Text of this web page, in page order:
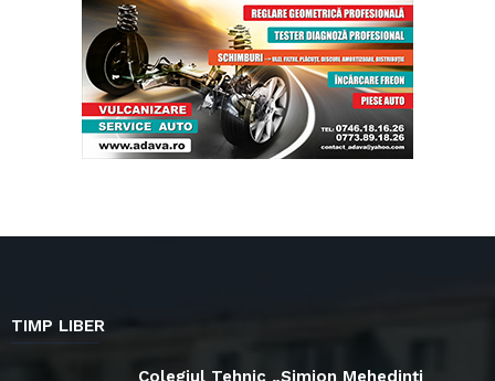
TIMP LIBER
Colegiul Tehnic „Simion Mehedinți